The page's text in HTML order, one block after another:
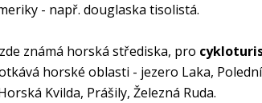
- např. douglaska tisolistá.
známá horská střediska, pro
horské oblasti - jezero Laka,
Kvilda, Prášily, Železná Ruda.